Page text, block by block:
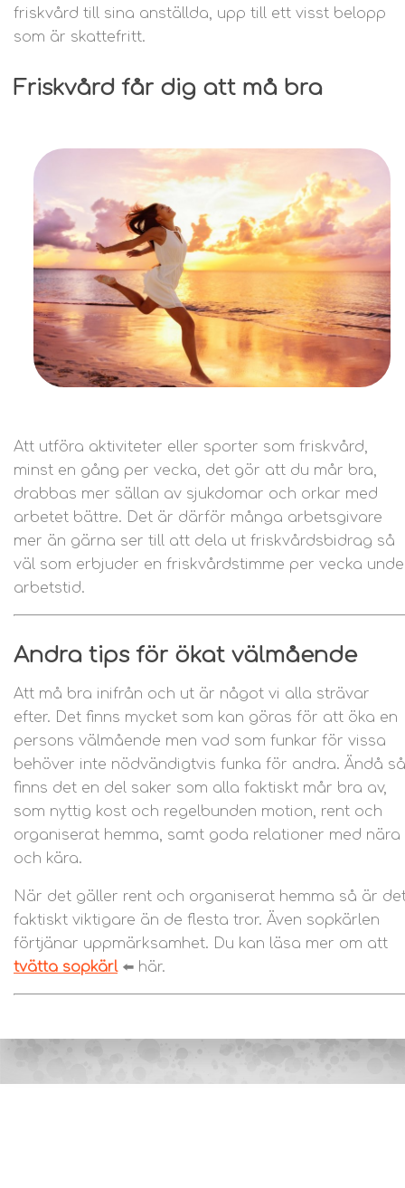
friskvård till sina anställda, upp till ett visst belopp
som är skattefritt.
Friskvård får dig att må bra
Att utföra aktiviteter eller sporter som friskvård,
minst en gång per vecka, det gör att du mår bra,
drabbas mer sällan av sjukdomar och orkar med
arbetet bättre. Det är därför många arbetsgivare
mer än gärna ser till att dela ut friskvårdsbidrag så
väl som erbjuder en friskvårdstimme per vecka
arbetstid.
Andra tips för ökat välmående
Att må bra inifrån och ut är något vi alla strävar
efter. Det finns mycket som kan göras för att öka en
persons välmående men vad som funkar för vissa
behöver inte nödvändigtvis funka för andra. Ändå så
finns det en del saker som alla faktiskt mår bra av,
som nyttig kost och regelbunden motion, rent och
organiserat hemma, samt goda relationer med nära
och kära.
När det gäller rent och organiserat hemma så är
faktiskt viktigare än de flesta tror. Även sopkärlen
förtjänar uppmärksamhet. Du kan läsa mer om att
tvätta sopkärl⬅️ här.